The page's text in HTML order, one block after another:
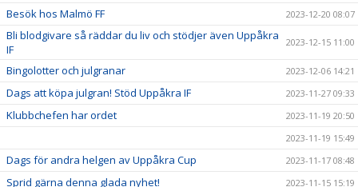
Besök hos Malmö FF 2023-12-20 08:07
Bli blodgivare så räddar du liv och stödjer även Uppåkra
IF
2023-12-15 11:00
Bingolotter och julgranar 2023-12-06 14:21
Dags att köpa julgran! Stöd Uppåkra IF 2023-11-27 09:33
Klubbchefen har ordet
2023-11-19 20:50
2023-11-19 15:49
Dags för andra helgen av Uppåkra Cup 2023-11-17 08:48
Sprid gärna denna glada nyhet!
2023-11-15 15:19